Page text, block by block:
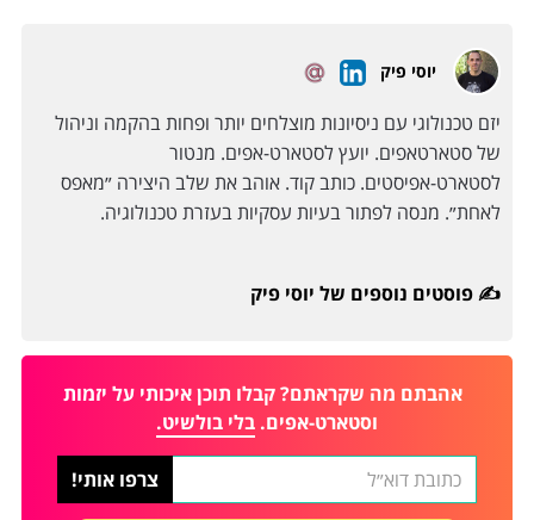
יוסי פיק
יזם טכנולוגי עם ניסיונות מוצלחים יותר ופחות בהקמה וניהול
של סטארטאפים. יועץ לסטארט-אפים. מנטור
לסטארט-אפיסטים. כותב קוד. אוהב את שלב היצירה ״מאפס
לאחת״. מנסה לפתור בעיות עסקיות בעזרת טכנולוגיה.
פוסטים נוספים של יוסי פיק ✍️
אהבתם מה שקראתם? קבלו תוכן איכותי על יזמות
וסטארט-אפים. בלי בולשיט.